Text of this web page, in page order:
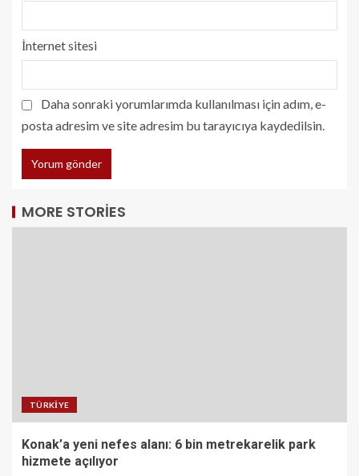
İnternet sitesi
Daha sonraki yorumlarımda kullanılması için adım, e-
posta adresim ve site adresim bu tarayıcıya kaydedilsin.
MORE STORIES
TÜRKIYE
Konak’a yeni nefes alanı: 6 bin metrekarelik park
hizmete açılıyor